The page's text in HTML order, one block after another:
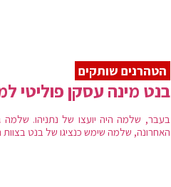
הטהרנים שותקים
בנט מינה עסקן פוליטי
בעבר, שלמה היה יועצו של נתניהו.
האחרונה, שלמה שימש כנציגו של בנט